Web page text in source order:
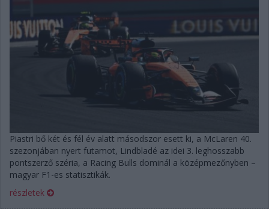
Piastri bő két és fél év alatt másodszor esett ki, a McLaren 40.
szezonjában nyert futamot, Lindbladé az idei 3. leghosszabb
pontszerző széria, a Racing Bulls dominál a középmezőnyben –
magyar F1-es statisztikák.
részletek